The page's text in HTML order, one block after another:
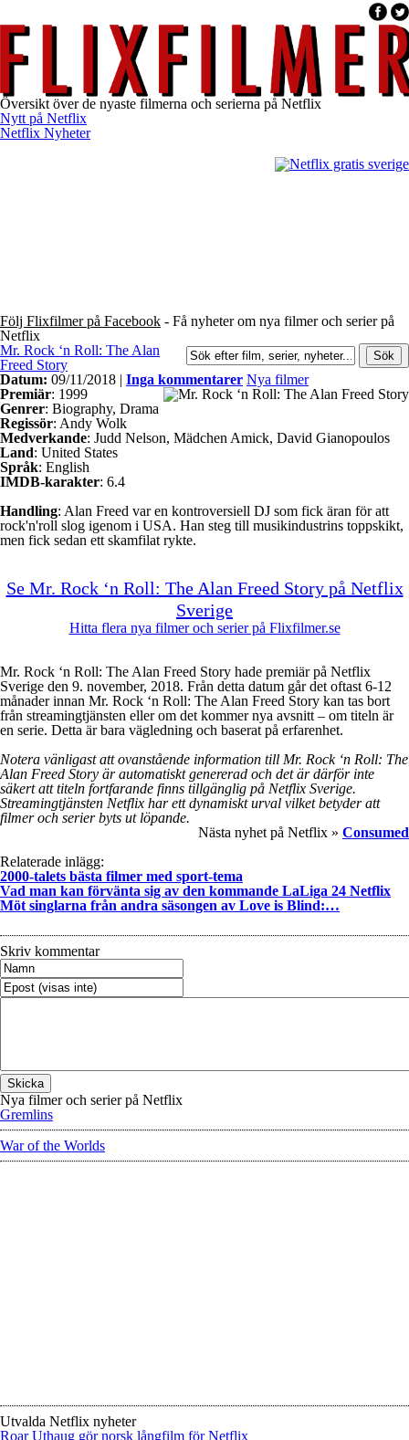
Översikt över de nyaste filmerna och serierna på Netflix
Nytt på Netflix
Netflix Nyheter
Följ Flixfilmer på Facebook - Få nyheter om nya filmer och serier på
Netflix
Mr. Rock ‘n Roll: The Alan
Freed Story
Datum: 09/11/2018 | Inga kommentarer Nya filmer
Premiär: 1999
Genrer: Biography, Drama
Regissör: Andy Wolk
Medverkande: Judd Nelson, Mädchen Amick, David Gianopoulos
Land: United States
Språk: English
IMDB-karakter: 6.4
Handling: Alan Freed var en kontroversiell DJ som fick äran för att
rock'n'roll slog igenom i USA. Han steg till musikindustrins toppskikt,
men fick sedan ett skamfilat rykte.
Se Mr. Rock ‘n Roll: The Alan Freed Story på Netflix
Sverige
Hitta flera nya filmer och serier på Flixfilmer.se
Mr. Rock ‘n Roll: The Alan Freed Story hade premiär på Netflix
Sverige den 9. november, 2018. Från detta datum går det oftast 6-12
månader innan Mr. Rock ‘n Roll: The Alan Freed Story kan tas bort
från streamingtjänsten eller om det kommer nya avsnitt – om titeln är
en serie. Detta är bara vägledning och baserat på erfarenhet.
Notera vänligast att ovanstående information till Mr. Rock ‘n Roll: The
Alan Freed Story är automatiskt genererad och det är därför inte
säkert att titeln fortfarande finns tillgänglig på Netflix Sverige.
Streamingtjänsten Netflix har ett dynamiskt urval vilket betyder att
filmer och serier byts ut löpande.
Nästa nyhet på Netflix » Consumed
Relaterade inlägg:
2000-talets bästa filmer med sport-tema
Vad man kan förvänta sig av den kommande LaLiga 24 Netflix
Möt singlarna från andra säsongen av Love is Blind:…
Skriv kommentar
Nya filmer och serier på Netflix
Gremlins
War of the Worlds
Utvalda Netflix nyheter
Roar Uthaug gör norsk långfilm för Netflix